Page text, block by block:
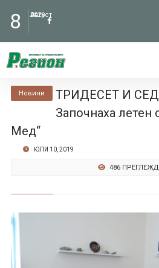
8 Август
2026
Новини
ТРИДЕСЕТ И
Започнаха летен
Мед“
ЮЛИ 10, 2019
486